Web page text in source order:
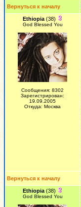
Вернуться к началу
Ethiopia(38)
God Blessed You
Сообщения: 8302
Зарегистрирован:
19.09.2005
Откуда: Москва
Вернуться к началу
Ethiopia(38)
God Blessed You